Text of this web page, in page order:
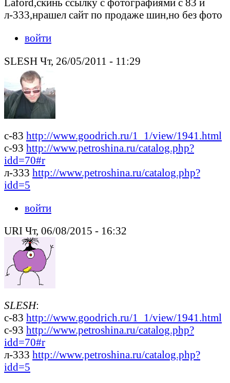
Laford,скинь ссылку с фотографиями с 83 и
л-333,нрашел сайт по продаже шин,но без фото
войти
SLESH Чт, 26/05/2011 - 11:29
с-83 http://www.goodrich.ru/1_1/view/1941.html
с-93 http://www.petroshina.ru/catalog.php?
idd=70#r
л-333 http://www.petroshina.ru/catalog.php?
idd=5
войти
URI Чт, 06/08/2015 - 16:32
SLESH:
с-83 http://www.goodrich.ru/1_1/view/1941.html
с-93 http://www.petroshina.ru/catalog.php?
idd=70#r
л-333 http://www.petroshina.ru/catalog.php?
idd=5